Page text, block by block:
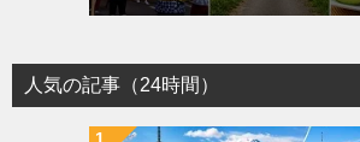
人気の記事（24時間）